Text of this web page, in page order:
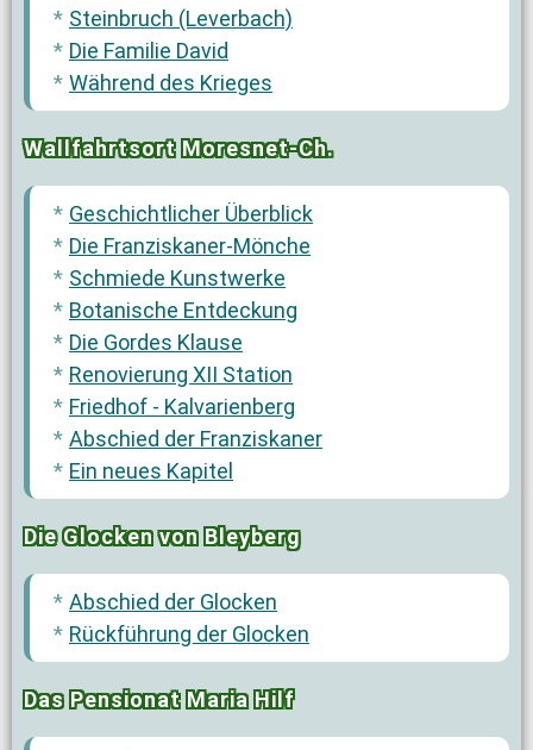
Steinbruch (Leverbach)
Die Familie David
Während des Krieges
Wallfahrtsort Moresnet-Ch.
Geschichtlicher Überblick
Die Franziskaner-Mönche
Schmiede Kunstwerke
Botanische Entdeckung
Die Gordes Klause
Renovierung XII Station
Friedhof - Kalvarienberg
Abschied der Franziskaner
Ein neues Kapitel
Die Glocken von Bleyberg
Abschied der Glocken
Rückführung der Glocken
Das Pensionat Maria Hilf